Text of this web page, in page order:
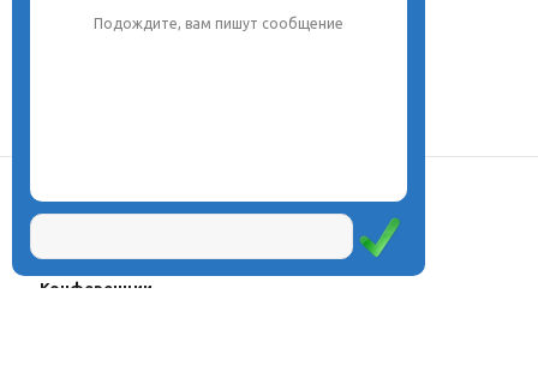
Проекты
Олимпиады
Конферeнции
Подождите, вам пишут сообщение